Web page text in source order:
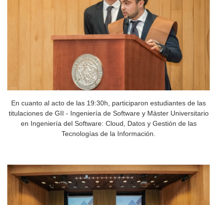
En cuanto al acto de las 19:30h, participaron estudiantes de las
titulaciones de GII - Ingeniería de Software y Máster Universitario
en Ingeniería del Software: Cloud, Datos y Gestión de las
Tecnologías de la Información.